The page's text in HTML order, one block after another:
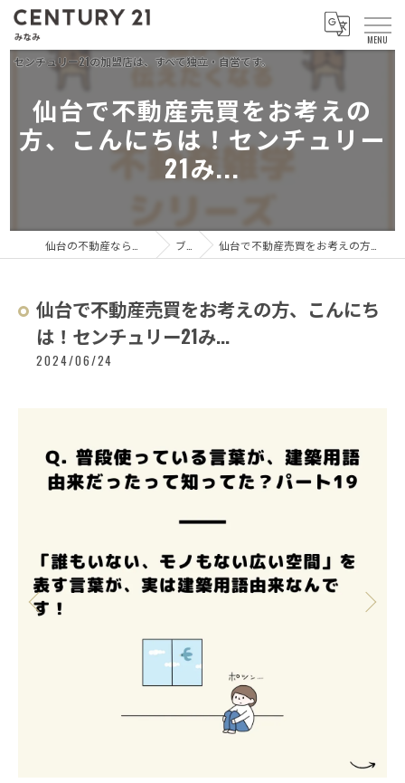
仙台で不動産売買をお考えの
方、こんにちは！センチュリー
21み...
ブログ 仙台で不動産売買をお考えの方、こんにちは！センチュリー21み...
仙台で不動産売買をお考えの方、こんにち
は！センチュリー21み...
2024/06/24